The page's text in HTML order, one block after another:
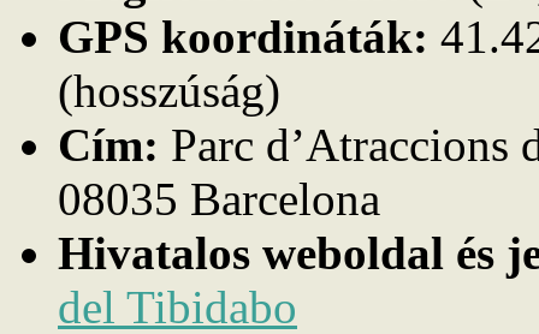
GPS koordináták:
(hosszúság)
Cím: Parc d’Atraccions
08035 Barcelona
Hivatalos weboldal és
del Tibidabo